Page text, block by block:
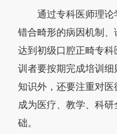
通过专科医师理
错合畸形的病因机制、
达到初级口腔正畸专
训者要按期完成培训
知识外，还要注重对
成为医疗、教学、科
础。